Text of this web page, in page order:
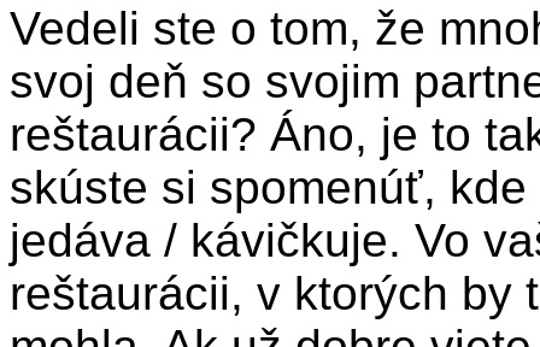
Vedeli ste o tom, že
svoj deň so svojim
reštaurácii? Áno, je to
skúste si spomenúť,
jedáva / kávičkuje. Vo
reštaurácii, v ktorých by